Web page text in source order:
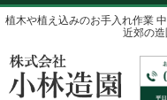
植木や植え込みのお手入れ作業
近郊の